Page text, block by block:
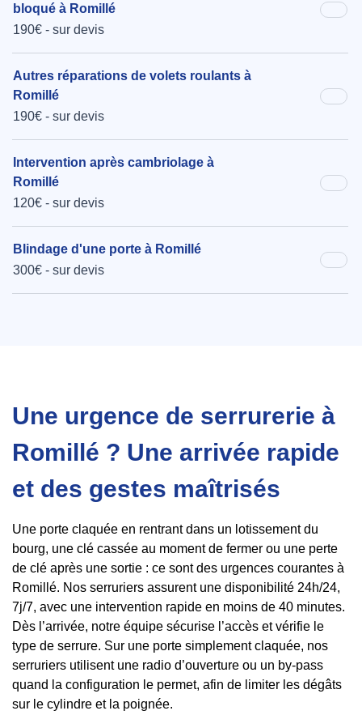
bloqué à Romillé
190€ - sur devis
Autres réparations de volets roulants à
Romillé
190€ - sur devis
Intervention après cambriolage à
Romillé
120€ - sur devis
Blindage d'une porte à Romillé
300€ - sur devis
Une urgence de serrurerie à
Romillé ? Une arrivée rapide
et des gestes maîtrisés
Une porte claquée en rentrant dans un lotissement du
bourg, une clé cassée au moment de fermer ou une perte
de clé après une sortie : ce sont des urgences courantes à
Romillé. Nos serruriers assurent une disponibilité 24h/24,
7j/7, avec une intervention rapide en moins de 40 minutes.
Dès l’arrivée, notre équipe sécurise l’accès et vérifie le
type de serrure. Sur une porte simplement claquée, nos
serruriers utilisent une radio d’ouverture ou un by-pass
quand la configuration le permet, afin de limiter les dégâts
sur le cylindre et la poignée.